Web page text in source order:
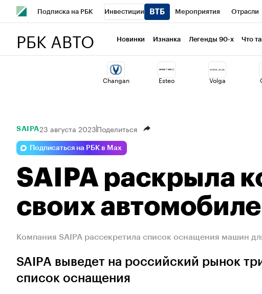
Подписка на РБК Инвестиции Мероприятия Отрасли
Стиль Крипто РБК Бизнес-среда Дискуссионный клуб
Конференции СПб Спецпроекты
РБК АВТО Новинки Изнанка Легенды 90-х Что
Changan Esteo Volga
SAIPA23 августа 2023Поделиться
Подписаться на РБК в Max
SAIPA раскрыла
своих
Компания SAIPA рассекретила список оснащения машин
SAIPA выведет на российский рынок
список оснащения